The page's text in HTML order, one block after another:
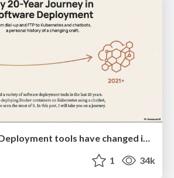
How Software Deployment tools have changed in the past 20 years
1 34k